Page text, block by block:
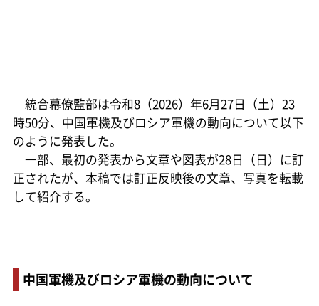
統合幕僚監部は令和8（2026）年6月27日（土）23
時50分、中国軍機及びロシア軍機の動向について以下
のように発表した。
一部、最初の発表から文章や図表が28日（日）に訂
正されたが、本稿では訂正反映後の文章、写真を転載
して紹介する。
中国軍機及びロシア軍機の動向について